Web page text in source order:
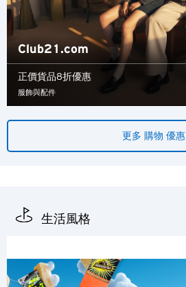
Club21.com
正價貨品8折優惠
服飾與配件
更多 購物 優惠
生活風格
香港島, 香港
K
九龍, 香港
English